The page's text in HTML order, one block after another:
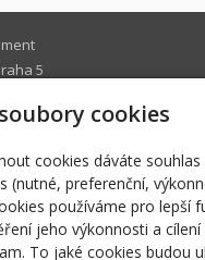
5
cookies
cookies dáváte souhlas
(nutné, preferenční,
používáme pro lepší
jeho výkonnosti a cílení
To jaké cookies budou